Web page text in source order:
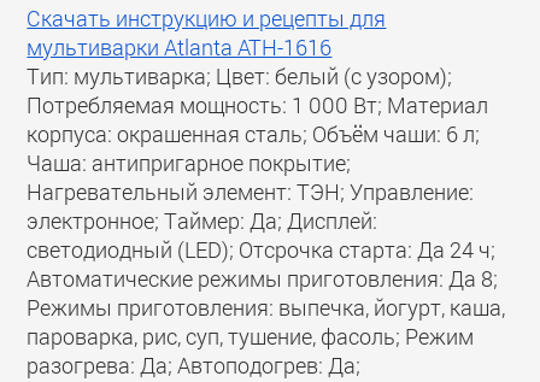
Скачать инструкцию и рецепты для
мультиварки Atlanta ATH-1616
Тип: мультиварка; Цвет: белый (с узором);
Потребляемая мощность: 1 000 Вт; Материал
корпуса: окрашенная сталь; Объём чаши: 6 л;
Чаша: антипригарное покрытие;
Нагревательный элемент: ТЭН; Управление:
электронное; Таймер: Да; Дисплей:
светодиодный (LED); Отсрочка старта: Да 24 ч;
Автоматические режимы приготовления: Да 8;
Режимы приготовления: выпечка, йогурт, каша,
пароварка, рис, суп, тушение, фасоль; Режим
разогрева: Да; Автоподогрев: Да;